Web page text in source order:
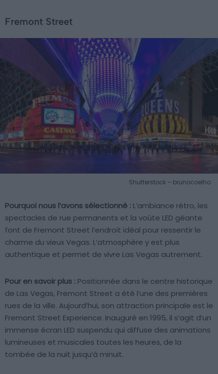
Fremont Street
Shutterstock – brunocoelho
Pourquoi nous l’avons sélectionné : L’ambiance rétro, les
spectacles de rue permanents et la voûte LED géante
font de Fremont Street l’endroit idéal pour ressentir le
charme du vieux Vegas. L’atmosphère y est plus
authentique et permet de vivre Las Vegas autrement.
Pour en savoir plus : Positionnée dans le centre historique
de Las Vegas, Fremont Street a été l’une des premières
rues de la ville. Aujourd’hui, son attraction principale est le
Fremont Street Experience. Inauguré en 1995, il s’agit d’un
immense écran LED suspendu qui diffuse des animations
lumineuses et musicales toutes les heures, de la
tombée de la nuit jusqu’à minuit.